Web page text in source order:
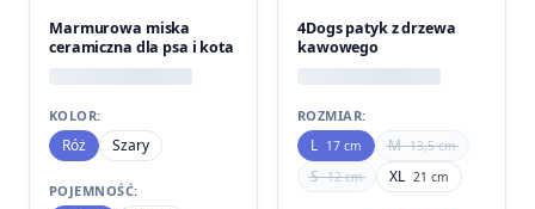
Marmurowa miska
ceramiczna dla psa i kota
KOLOR:
Róż Szary
POJEMNOŚĆ:
PROMOCJA
4Dogs patyk z drzewa
kawowego
ROZMIAR:
L 17 cm M 13,5 cm
S 12 cm XL 21 cm